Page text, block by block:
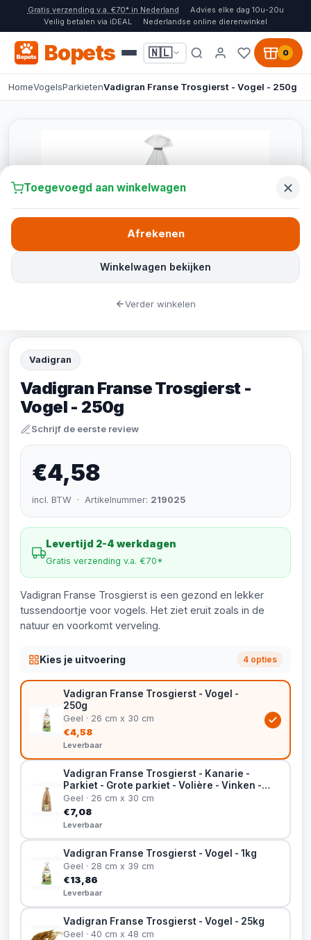
Gratis verzending v.a. €70* in Nederland
Advies elke dag 10u-20u
Veilig betalen via iDEAL
Nederlandse online dierenwinkel
Bopets 🇳🇱 0
HomeVogelsParkietenVadigran Franse Trosgierst - Vogel - 250g
Vadigran
Vadigran Franse Trosgierst -
Vogel - 250g
Schrijf de eerste review
€4,58
incl. BTW · Artikelnummer: 219025
Levertijd 2-4 werkdagen
Gratis verzending v.a. €70*
Vadigran Franse Trosgierst is een gezond en lekker
tussendoortje voor vogels. Het ziet eruit zoals in de
natuur en voorkomt verveling.
Kies je uitvoering 4 opties
Vadigran Franse Trosgierst - Vogel -
250g
Geel · 26 cm x 30 cm
€4,58
Leverbaar
Vadigran Franse Trosgierst - Kanarie -
Parkiet - Grote parkiet - Volière - Vinken -
400g
Geel · 26 cm x 30 cm
€7,08
Leverbaar
Vadigran Franse Trosgierst - Vogel - 1kg
Geel · 28 cm x 39 cm
€13,86
Leverbaar
Vadigran Franse Trosgierst - Vogel - 25kg
Geel · 40 cm x 48 cm
Toegevoegd aan winkelwagen
Winkelwagen bekijken
Afrekenen
Verder winkelen